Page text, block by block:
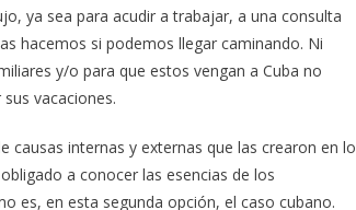
ya sea para acudir a trabajar, a una consulta
hacemos si podemos llegar caminando. Ni
y/o para que estos vengan a Cuba no
vacaciones.
causas internas y externas que las crearon en
a conocer las esencias de los
es, en esta segunda opción, el caso cubano.